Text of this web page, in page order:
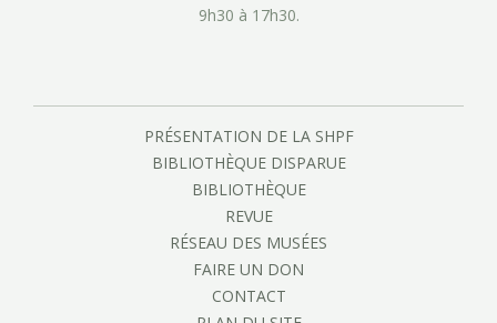
9h30 à 17h30.
PRÉSENTATION DE LA SHPF
BIBLIOTHÈQUE DISPARUE
BIBLIOTHÈQUE
REVUE
RÉSEAU DES MUSÉES
FAIRE UN DON
CONTACT